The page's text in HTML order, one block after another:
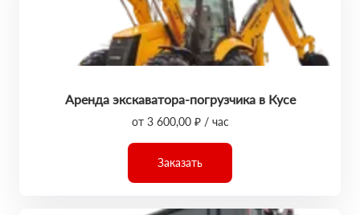
Аренда экскаватора-погрузчика в Кусе
от 3 600,00 ₽ / час
Заказать